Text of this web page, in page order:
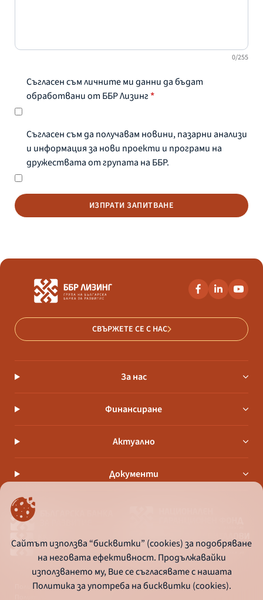
0/255
Съгласен съм личните ми данни да бъдат
обработвани от ББР Лизинг*
Съгласен съм да получавам новини, пазарни анализи
и информация за нови проекти и програми на
дружествата от групата на ББР.
ИЗПРАТИ ЗАПИТВАНЕ
СВЪРЖЕТЕ СЕ С НАС
За нас
Финансиране
Актуално
Документи
Политика за употреба на бисквитки
Сайтът използва “бисквитки” (cookies) за подобряване
на неговата ефективност. Продължавайки
използването му, Вие се съгласявате с нашата
Политика за употреба на бисквитки (cookies).